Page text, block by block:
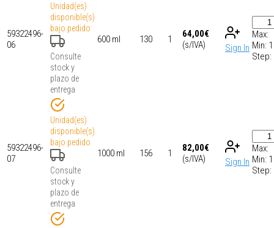
59322496-
06
Unidad(es)
disponible(s)
bajo pedido
Consulte
stock y
plazo de
entrega
600 ml 130 1 64,00€
(s/IVA)
Sign In
Max:
Min: 1
Step:
59322496-
07
Unidad(es)
disponible(s)
bajo pedido
Consulte
stock y
plazo de
entrega
1000 ml 156 1 82,00€
(s/IVA)
Sign In
Max:
Min: 1
Step: